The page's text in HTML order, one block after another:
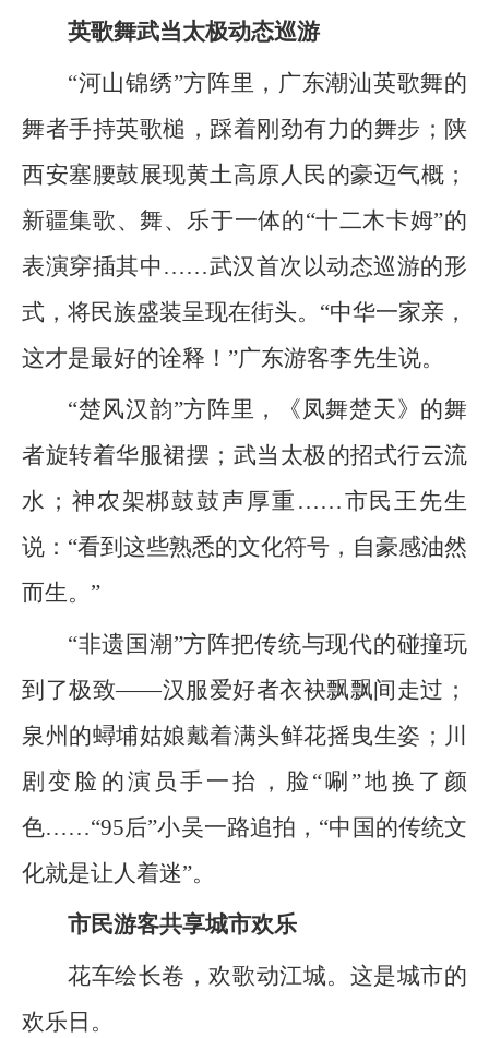
英歌舞武当太极动态巡游
“河山锦绣”方阵里，广东潮汕英歌舞的
舞者手持英歌槌，踩着刚劲有力的舞步；陕
西安塞腰鼓展现黄土高原人民的豪迈气概；
新疆集歌、舞、乐于一体的“十二木卡姆”的
表演穿插其中……武汉首次以动态巡游的形
式，将民族盛装呈现在街头。“中华一家亲，
这才是最好的诠释！”广东游客李先生说。
“楚风汉韵”方阵里，《凤舞楚天》的舞
者旋转着华服裙摆；武当太极的招式行云流
水；神农架梆鼓鼓声厚重……市民王先生
说：“看到这些熟悉的文化符号，自豪感油然
而生。”
“非遗国潮”方阵把传统与现代的碰撞玩
到了极致——汉服爱好者衣袂飘飘间走过；
泉州的蟳埔姑娘戴着满头鲜花摇曳生姿；川
剧变脸的演员手一抬，脸“唰”地换了颜
色……“95后”小吴一路追拍，“中国的传统文
化就是让人着迷”。
市民游客共享城市欢乐
花车绘长卷，欢歌动江城。这是城市的
欢乐日。